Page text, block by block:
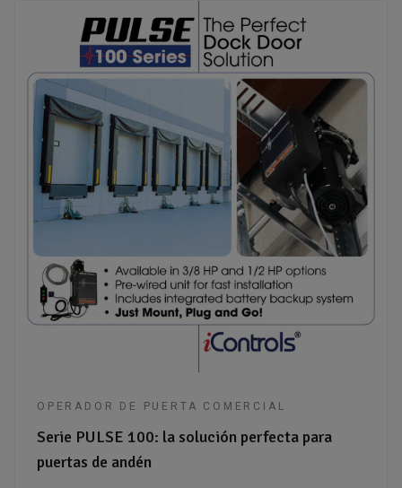
OPERADOR DE PUERTA COMERCIAL
Serie PULSE 100: la solución perfecta para
puertas de andén